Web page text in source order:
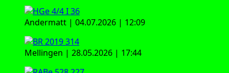
Andermatt | 04.07.2026 | 12:09
Mellingen | 28.05.2026 | 17:44